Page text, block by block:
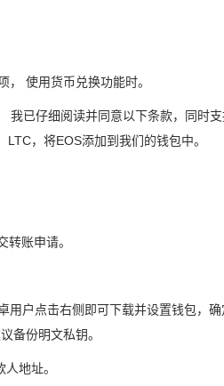
， 使用货币兑换功能时。
已仔细阅读并同意以下条款，同时
，将EOS添加到我们的钱包中。
账申请。
户点击右侧即可下载并设置钱包，确
备份明文私钥。
地址。